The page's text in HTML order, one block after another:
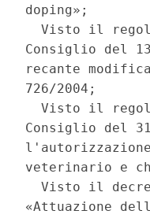
doping»;
Visto il
Consiglio del
recante
726/2004;
Visto il
Consiglio del
veterinario e
Visto il
«Attuazione